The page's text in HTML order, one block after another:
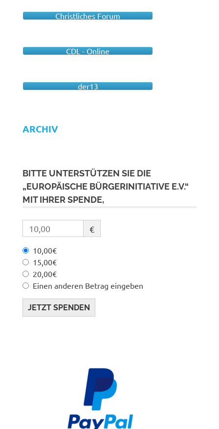
Christliches Forum
CDL - Online
der13
ARCHIV
BITTE UNTERSTÜTZEN SIE DIE
„EUROPÄISCHE BÜRGERINITIATIVE E.V.“
MIT IHRER SPENDE,
€
10,00€
15,00€
20,00€
Einen anderen Betrag eingeben
JETZT SPENDEN